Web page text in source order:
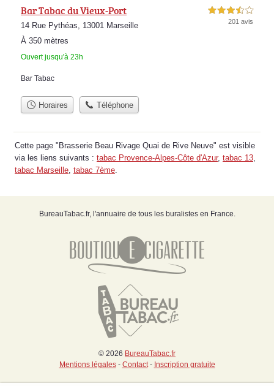
Bar Tabac du Vieux-Port
14 Rue Pythéas, 13001 Marseille
À 350 mètres
Ouvert jusqu'à 23h
3,5 étoiles sur 5
201 avis
Bar Tabac
Horaires Téléphone
Cette page "Brasserie Beau Rivage Quai de Rive Neuve" est visible
via les liens suivants : tabac Provence-Alpes-Côte d'Azur, tabac 13
tabac Marseille tabac 7ème
BureauTabac.fr, l'annuaire de tous les buralistes en France.
© 2026 BureauTabac.fr
Mentions légales- Contact- Inscription gratuite